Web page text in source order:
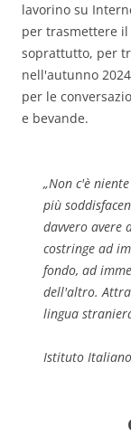
lavorino su
per trasmettere il
soprattutto, per
nell'autunno
per le
e bevande.
„Non c'è
più
davvero avere
costringe ad
fondo, ad
dell'altro.
lingua
Istituto